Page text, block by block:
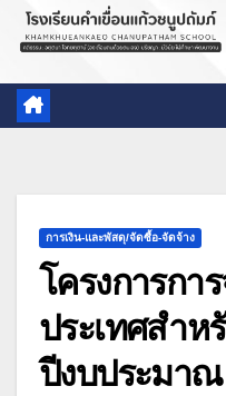
การเงิน-และพัสดุ/จัดซื้อ-จัดจ้าง
โครงการกา
ประเทศสำห
ปีงบประมา